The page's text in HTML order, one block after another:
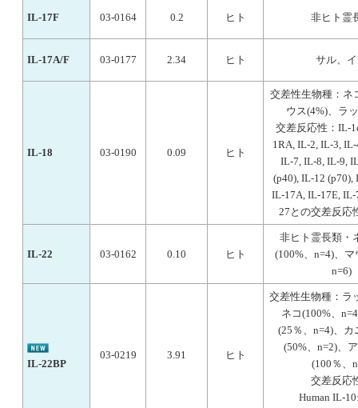
IL-17F 03-0164 0.2 ヒト 非ヒト霊
IL-17A/F 03-0177 2.34 ヒト サル、
IL-18 03-0190 0.09 ヒト
交差性生物種：ネ
ウス(4%)、ラ
交差反応性：IL-
1RA, IL-2, IL-3,
IL-7, IL-8, IL-9,
(p40), IL-12 (p70),
IL-17A, IL-17E, IL-
27との交差反応
IL-22 03-0162 0.10 ヒト
非ヒト霊長類・
(100%、n=4)、マ
n=6)
IL-22BP
03-0219 3.91 ヒト
交差性生物種：ラ
ネコ(100%、
(25％、n=4)、カ
(50%、n=2)、
(100％、
交差反応
Human IL-